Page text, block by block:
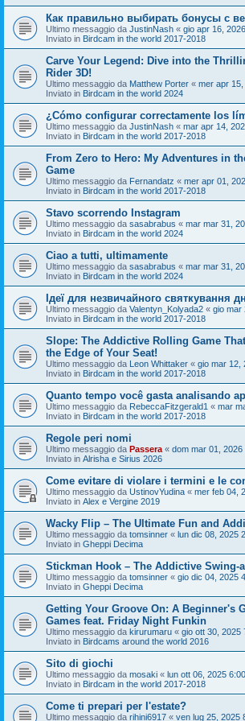
Как правильно выбирать бонусы с
Ultimo messaggio da JustinNash « gio apr 16,
Inviato in Birdcam in the world 2017-2018
Carve Your Legend: Dive into the
Rider 3D!
Ultimo messaggio da Matthew Porter « mer apr
Inviato in Birdcam in the world 2024
¿Cómo configurar correctamente los
Ultimo messaggio da JustinNash « mar apr 14,
Inviato in Birdcam in the world 2017-2018
From Zero to Hero: My Adventures in
Game
Ultimo messaggio da Fernandatz « mer apr 01,
Inviato in Birdcam in the world 2017-2018
Stavo scorrendo Instagram
Ultimo messaggio da sasabrabus « mar mar 31,
Inviato in Birdcam in the world 2024
Ciao a tutti, ultimamente
Ultimo messaggio da sasabrabus « mar mar 31,
Inviato in Birdcam in the world 2024
Ідеї для незвичайного святкування
Ultimo messaggio da Valentyn_Kolyada2 « gio mar
Inviato in Birdcam in the world 2017-2018
Slope: The Addictive Rolling Game
the Edge of Your Seat!
Ultimo messaggio da Leon Whittaker « gio mar 12,
Inviato in Birdcam in the world 2017-2018
Quanto tempo você gasta analisando
Ultimo messaggio da RebeccaFitzgerald1 « mar
Inviato in Birdcam in the world 2017-2018
Regole peri nomi
Ultimo messaggio da Passera « dom mar 01, 2026
Inviato in Alrisha e Sirius 2026
Come evitare di violare i termini e le
Ultimo messaggio da UstinovYudina « mer feb 04,
Inviato in Alex e Vergine 2019
Wacky Flip – The Ultimate Fun and
Ultimo messaggio da tomsinner « lun dic 08, 2025
Inviato in Gheppi Decima
Stickman Hook – The Addictive Swing-
Ultimo messaggio da tomsinner « gio dic 04, 2025
Inviato in Gheppi Decima
Getting Your Groove On: A Beginner's
Games feat. Friday Night Funkin
Ultimo messaggio da kirurumaru « gio ott 30, 2025
Inviato in Birdcams around the world 2016
Sito di giochi
Ultimo messaggio da mosaki « lun ott 06, 2025
Inviato in Birdcam in the world 2017-2018
Come ti prepari per l'estate?
Ultimo messaggio da rihini6917 « ven lug 25, 2025